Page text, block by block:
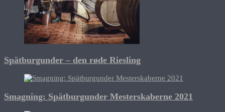
Spätburgunder – den røde Riesling
Smagning: Spätburgunder Mesterskaberne 2021